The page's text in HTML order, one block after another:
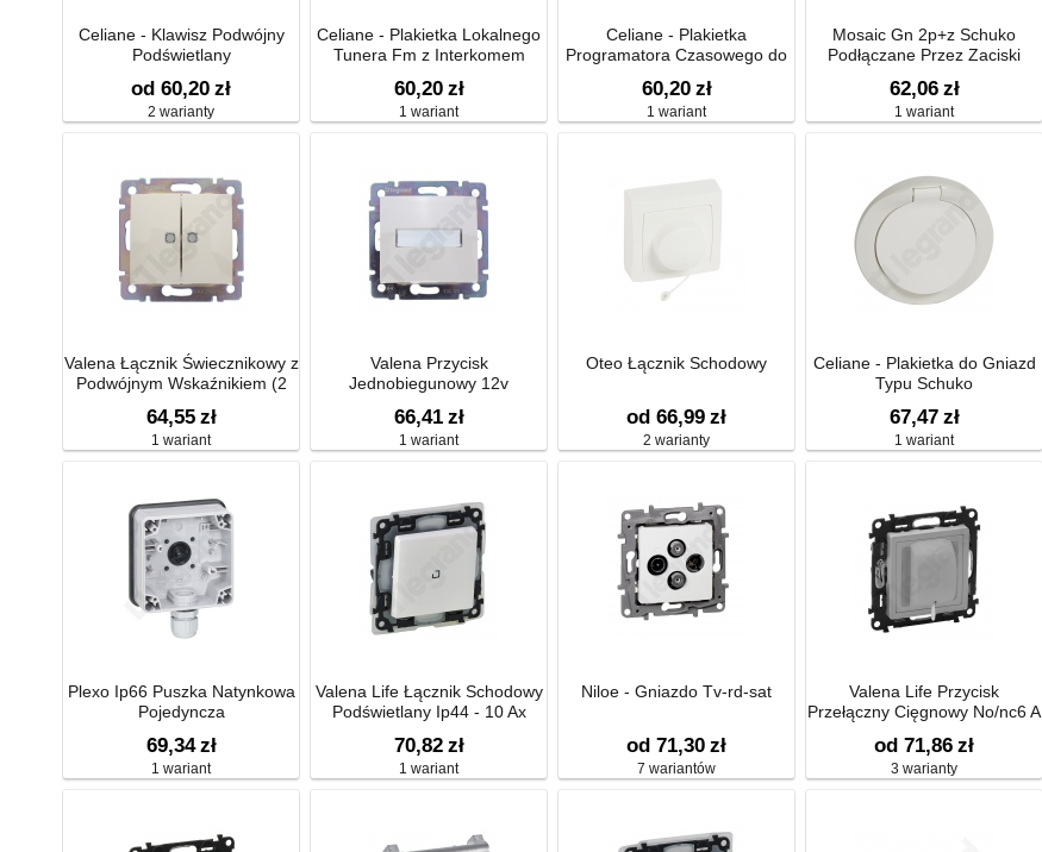
Celiane - Klawisz Podwójny
Podświetlany
od 60,20 zł
2 warianty
Celiane - Plakietka Lokalnego
Tunera Fm z Interkomem
60,20 zł
1 wariant
Celiane - Plakietka
Programatora Czasowego do
60,20 zł
1 wariant
Mosaic Gn 2p+z Schuko
Podłączane Przez Zaciski
16a-250v~
62,06 zł
1 wariant
Valena Łącznik Świecznikowy z
Podwójnym Wskaźnikiem (2
64,55 zł
1 wariant
Valena Przycisk
Jednobiegunowy 12v
10a-250v~
66,41 zł
1 wariant
Oteo Łącznik Schodowy
od 66,99 zł
2 warianty
Celiane - Plakietka do Gniazd
Typu Schuko
67,47 zł
1 wariant
Plexo Ip66 Puszka Natynkowa
Pojedyncza
69,34 zł
1 wariant
Valena Life Łącznik Schodowy
Podświetlany Ip44 - 10 Ax
70,82 zł
1 wariant
Niloe - Gniazdo Tv-rd-sat
od 71,30 zł
7 wariantów
Valena Life Przycisk
Przełączny Cięgnowy No/nc6 A
od 71,86 zł
3 warianty